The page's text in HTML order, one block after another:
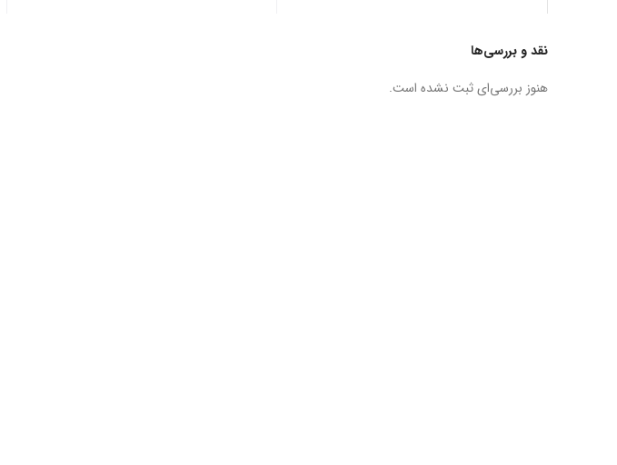
نقد و بررسی‌ها
هنوز بررسی‌ای ثبت نشده است.